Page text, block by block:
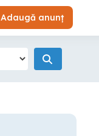
Adaugă anunț